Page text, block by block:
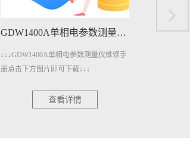
GDW1400A单相电参数测量仪维修手册下载
↓↓↓GDW1400A单相电参数测量仪维修手
册点击下方图片即可下载↓↓↓
查看详情